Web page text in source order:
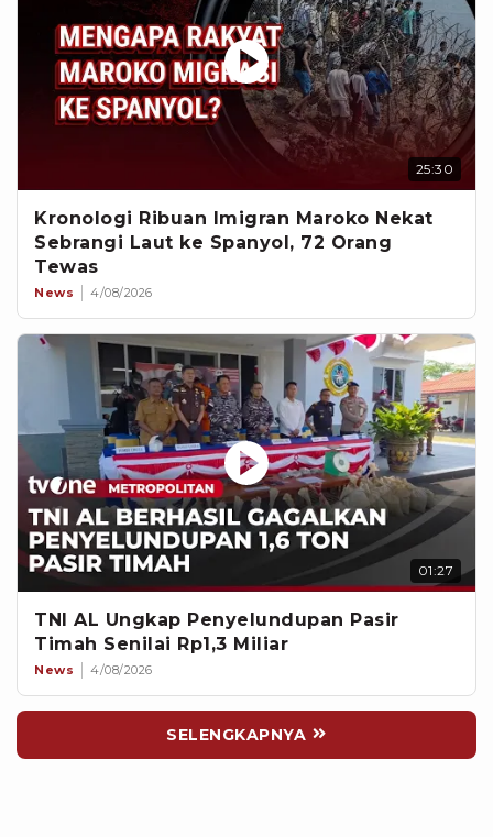
25:30
Kronologi Ribuan Imigran Maroko Nekat
Sebrangi Laut ke Spanyol, 72 Orang
Tewas
News 4/08/2026
01:27
TNI AL Ungkap Penyelundupan Pasir
Timah Senilai Rp1,3 Miliar
News 4/08/2026
SELENGKAPNYA